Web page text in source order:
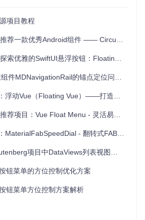
果页展示多种筛选条件。
以上的设备均可运行，适配广泛。
方案，FABsMenu无疑是一个值得尝试
需要一个更活跃更新的类似库，可以查
项目教程
款优秀Android组件 —— CircularFloatingActionMenu
优雅的SwiftUI悬浮按钮：FloatingButton
件MDNavigationRail的锚点定位问题解析
Floating Vue）——打造轻巧高效的提示与下拉菜单解决方案
目：Vue Float Menu - 灵活易用的悬浮菜单组件
- 翻转式FAB的优雅实现
项目中DataViews列表视图的悬浮菜单布局问题分析
钮菜单的方位控制优化方案
钮菜单方位控制方案解析